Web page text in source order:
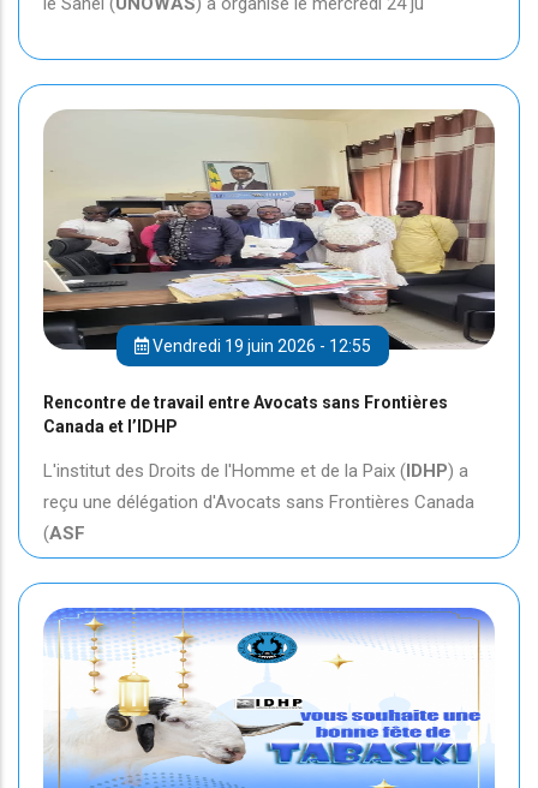
Vendredi 19 juin 2026 - 12:55
Rencontre de travail entre Avocats sans Frontières
Canada et l’IDHP
L'institut des Droits de l'Homme et de la Paix (IDHP) a
reçu une délégation d'Avocats sans Frontières Canada
(ASF